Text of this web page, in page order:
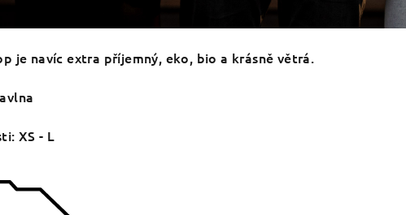
je navíc extra příjemný, eko, bio a krásně větrá.
XS - L